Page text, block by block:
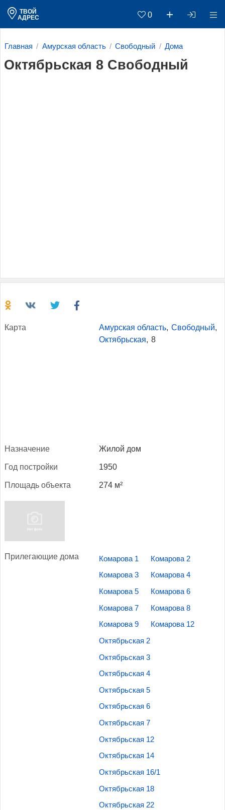
ТВОЙ
АДРЕС
0
Главная Амурская область Свободный Дома
Октябрьская 8 Свободный
Кар­та Амурская область, Свободный,
Октябрьская, 8
Наз­на­чение Жилой дом
Год пос­трой­ки 1950
Пло­щадь объ­ек­та 274 м²
При­лега­ющие до­ма Комарова 1 Комарова 2
Комарова 3 Комарова 4
Комарова 5 Комарова 6
Комарова 7 Комарова 8
Комарова 9 Комарова 12
Октябрьская 2
Октябрьская 3
Октябрьская 4
Октябрьская 5
Октябрьская 6
Октябрьская 7
Октябрьская 12
Октябрьская 14
Октябрьская 16/1
Октябрьская 18
Октябрьская 22